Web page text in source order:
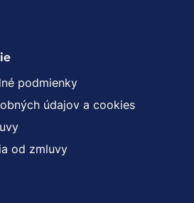
podmienky
údajov a cookies
od zmluvy